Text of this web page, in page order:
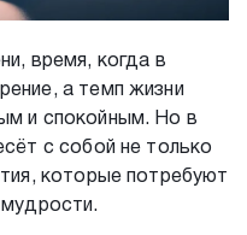
время, когда в
а темп жизни
и спокойным. Но в
с собой не только
которые потребуют